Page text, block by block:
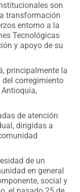
son
transformación
entorno a la
Tecnológicas
y apoyo de su
principalmente la
corregimiento
de atención
dirigidas a
de un
en general
social y